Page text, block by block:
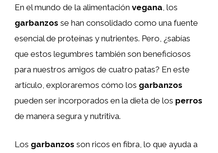
En el mundo de la alimentación vegana, los
garbanzos se han consolidado como una fuente
esencial de proteínas y nutrientes. Pero, ¿sabías
que estos legumbres también son beneficiosos
para nuestros amigos de cuatro patas? En este
artículo, exploraremos cómo los garbanzos
pueden ser incorporados en la dieta de los perros
de manera segura y nutritiva.
Los garbanzos son ricos en fibra, lo que ayuda a